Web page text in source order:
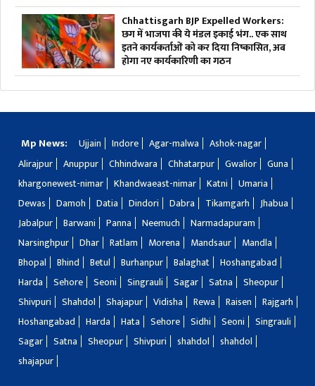
Chhattisgarh BJP Expelled Workers:
छग में भाजपा की ये मंडल इकाई भंग.. एक साथ
इतने कार्यकर्ताओं को कर दिया निष्कासित, अब
होगा नए कार्यकारिणी का गठन
Mp News: Ujjain Indore Agar-malwa
Ashok-nagar
Alirajpur
Anuppur Chhindwara Chhatarpur Gwalior
Guna
khargonewest-nimar
Khandwaeast-nimar Katni
Umaria
Dewas
Damoh Datia Dindori Dabra Tikamgarh
Jhabua
Jabalpur
Barwani Panna Neemuch
Narmadapuram
Narsinghpur
Dhar Ratlam Morena Mandsaur
Mandla
Bhopal
Bhind Betul Burhanpur Balaghat
Hoshangabad
Harda
Sehore Seoni Singrauli Sagar Satna
Sheopur
Shivpuri
Shahdol Shajapur Vidisha Rewa Raisen
Rajgarh
Hoshangabad
Harda Hata Sehore Sidhi Seoni
Singrauli
Sagar
Satna Sheopur Shivpuri shahdol
shahdol
shajapur